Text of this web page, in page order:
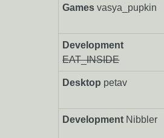
Games vasya_pupkin
Development
EAT_INSIDE
Desktop petav
Development Nibbler